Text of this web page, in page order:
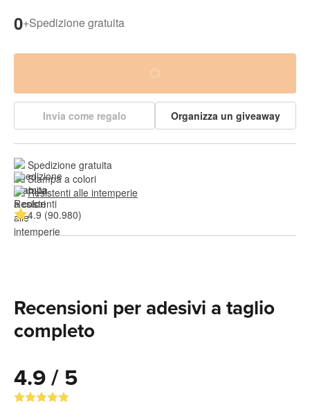
0+Spedizione gratuita
Invia come regalo Organizza un giveaway
Spedizione gratuita
Stampa a colori
Resistenti alle intemperie
4.9 (90.980)
Recensioni per adesivi a taglio
completo
4.9 / 5